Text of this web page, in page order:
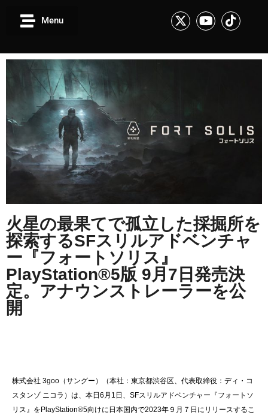
Menu
火星の最果てで孤立した採掘所を
探索するSFスリルアドベンチャ
ー『フォートソリス』
PlayStation®5版 9月7日発売決
定。アナウンストレーラーを公
開
株式会社 3goo（サングー）（本社：東京都渋谷区、代表取締役：ディ・コ
スタンゾ ニコラ）は、 本日6月1日、 SFスリルアドベンチャ ー『フォートソ
リス』をPlayStation®5向けに日本国内で2023年９月７日に リリースするこ